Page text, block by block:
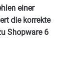
einer
die korrekte
Shopware 6